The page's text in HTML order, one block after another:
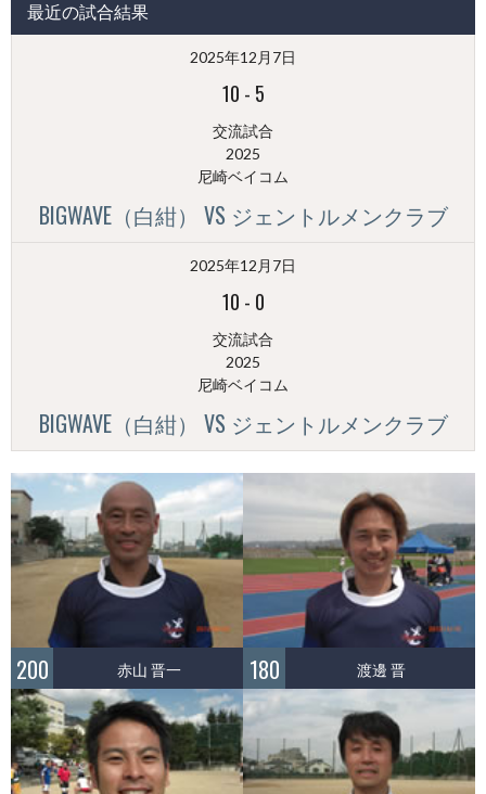
（月
最近の試合結果
2025年12月7日
10 - 5
交流試合
2025
尼崎ベイコム
BIGWAVE（白紺） VS ジェントルメンクラブ
2025年12月7日
10 - 0
交流試合
2025
尼崎ベイコム
BIGWAVE（白紺） VS ジェントルメンクラブ
200 赤山 晋一 180 渡邊 晋